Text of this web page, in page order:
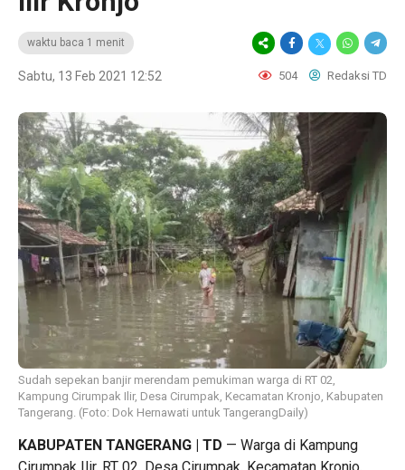
waktu baca 1 menit
Sabtu, 13 Feb 2021 12:52 504 Redaksi TD
Sudah sepekan banjir merendam pemukiman warga di RT 02,
Kampung Cirumpak Ilir, Desa Cirumpak, Kecamatan Kronjo, Kabupaten
Tangerang. (Foto: Dok Hernawati untuk TangerangDaily)
KABUPATEN TANGERANG | TD — Warga di Kampung